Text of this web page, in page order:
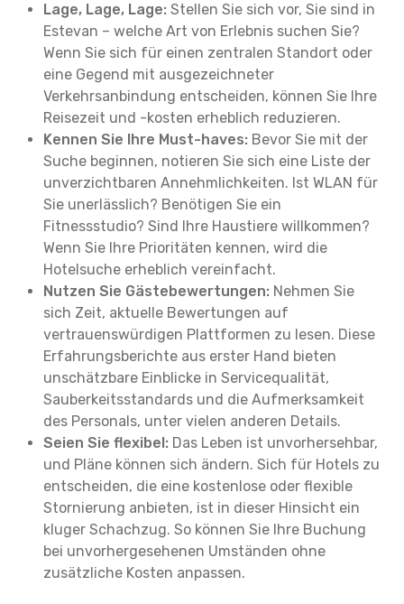
Lage, Lage, Lage: Stellen Sie sich vor, Sie sind in
Estevan – welche Art von Erlebnis suchen Sie?
Wenn Sie sich für einen zentralen Standort oder
eine Gegend mit ausgezeichneter
Verkehrsanbindung entscheiden, können Sie Ihre
Reisezeit und -kosten erheblich reduzieren.
Kennen Sie Ihre Must-haves: Bevor Sie mit der
Suche beginnen, notieren Sie sich eine Liste der
unverzichtbaren Annehmlichkeiten. Ist WLAN für
Sie unerlässlich? Benötigen Sie ein
Fitnessstudio? Sind Ihre Haustiere willkommen?
Wenn Sie Ihre Prioritäten kennen, wird die
Hotelsuche erheblich vereinfacht.
Nutzen Sie Gästebewertungen: Nehmen Sie
sich Zeit, aktuelle Bewertungen auf
vertrauenswürdigen Plattformen zu lesen. Diese
Erfahrungsberichte aus erster Hand bieten
unschätzbare Einblicke in Servicequalität,
Sauberkeitsstandards und die Aufmerksamkeit
des Personals, unter vielen anderen Details.
Seien Sie flexibel: Das Leben ist unvorhersehbar,
und Pläne können sich ändern. Sich für Hotels zu
entscheiden, die eine kostenlose oder flexible
Stornierung anbieten, ist in dieser Hinsicht ein
kluger Schachzug. So können Sie Ihre Buchung
bei unvorhergesehenen Umständen ohne
zusätzliche Kosten anpassen.